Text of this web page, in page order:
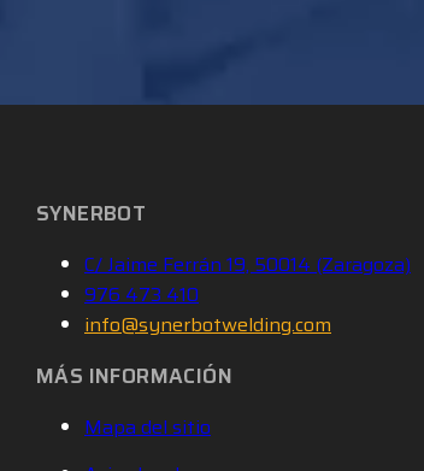
SYNERBOT
C/ Jaime Ferrán 19, 50014 (Zaragoza)
976 473 410
info@synerbotwelding.com
MÁS INFORMACIÓN
Mapa del sitio